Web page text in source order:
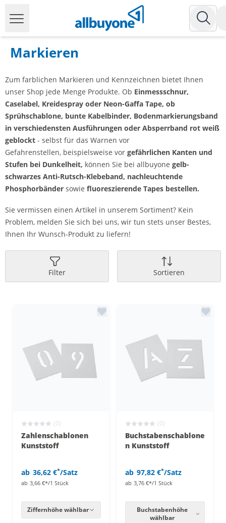
Markieren
Zum farblichen Markieren und Kennzeichnen bietet Ihnen
unser Shop jede Menge Produkte. Ob Einmessschnur,
Caselabel, Kreidespray oder Neon-Gaffa Tape, ob
Sprühschablone, bunte Kabelbinder, Bodenmarkierungsband
in verschiedensten Ausführungen oder Absperrband rot weiß
geblockt - selbst für das Warnen vor
Gefahrenstellen, beispielsweise vor gefährlichen Kanten und
Stufen bei Dunkelheit, können Sie bei allbuyone gelb-
schwarzes Anti-Rutsch-Klebeband, nachleuchtende
Phosphorbänder sowie fluoreszierende Tapes bestellen.
Sie vermissen einen Artikel in unserem Sortiment? Kein
Problem, melden Sie sich bei uns, wir tun stets unser Bestes,
Ihnen Ihr Wunsch-Produkt zu liefern!
Filter Sortieren
(0)
Zahlenschablonen
Kunststoff
ab 36,62 €*/Satz
ab 3,66 €*/1 Stück
Ziffernhöhe wählbar
(0)
Buchstabenschablone
n Kunststoff
ab 97,82 €*/Satz
ab 3,76 €*/1 Stück
Buchstabenhöhe
wählbar